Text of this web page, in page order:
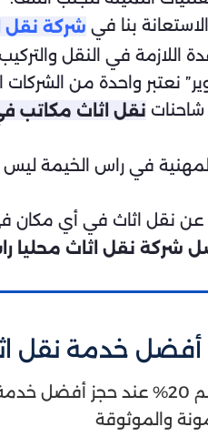
بنا في شركة نقل
اللازمة في النقل
نعتبر واحدة من
شاحنات نقل اثاث مكاتب
في راس الخيمة ليس
شركة نقل اثاث محليا
خدمة نقل
احصل الآن على خصم 20% عند حجز
والموثوقة